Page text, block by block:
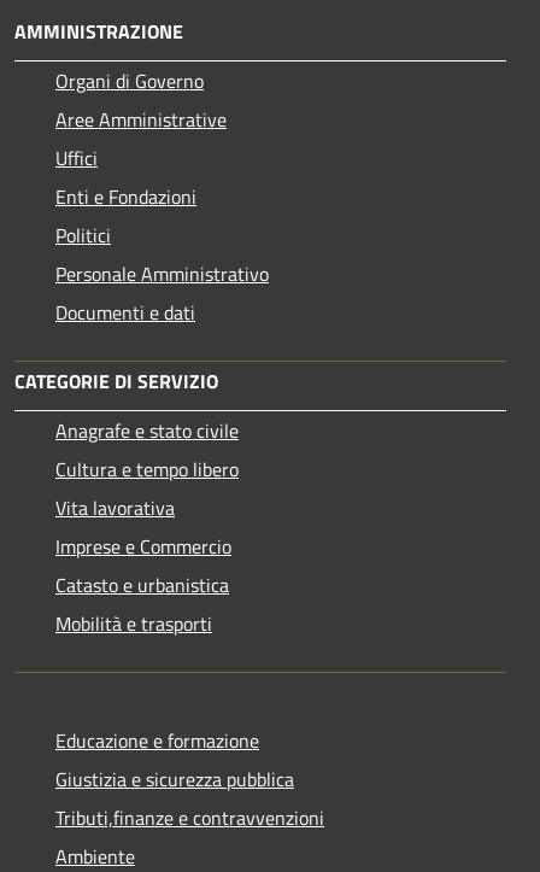
AMMINISTRAZIONE
Organi di Governo
Aree Amministrative
Uffici
Enti e Fondazioni
Politici
Personale Amministrativo
Documenti e dati
CATEGORIE DI SERVIZIO
Anagrafe e stato civile
Cultura e tempo libero
Vita lavorativa
Imprese e Commercio
Catasto e urbanistica
Mobilità e trasporti
Educazione e formazione
Giustizia e sicurezza pubblica
Tributi,finanze e contravvenzioni
Ambiente